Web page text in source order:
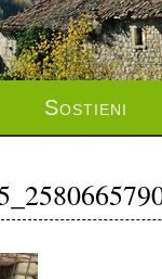
Sostieni